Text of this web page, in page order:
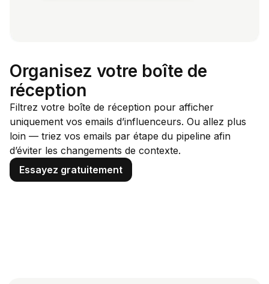
Organisez votre boîte de
réception
Filtrez votre boîte de réception pour afficher
uniquement vos emails d’influenceurs. Ou allez plus
loin — triez vos emails par étape du pipeline afin
d’éviter les changements de contexte.
Essayez gratuitement